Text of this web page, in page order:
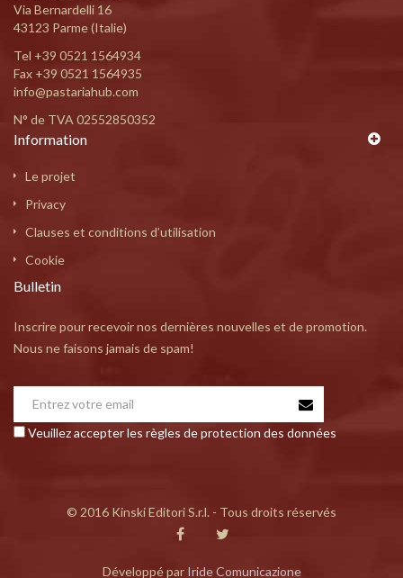
Via Bernardelli 16
43123 Parme (Italie)
Tel +39 0521 1564934
Fax +39 0521 1564935
info@pastariahub.com
N° de TVA 02552850352
Information
Le projet
Privacy
Clauses et conditions d’utilisation
Cookie
Bulletin
Inscrire pour recevoir nos dernières nouvelles et de promotion.
Nous ne faisons jamais de spam!
Veuillez accepter les règles de protection des données
© 2016 Kinski Editori S.r.l. - Tous droits réservés
Développé par Iride Comunicazione